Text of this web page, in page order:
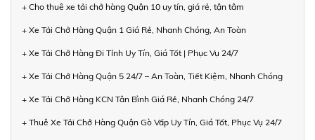
+ Cho thuê xe tải chở hàng Quận 10 uy tín, giá rẻ, tận tâm
+ Xe Tải Chở Hàng Quận 1 Giá Rẻ, Nhanh Chóng, An Toàn
+ Xe Tải Chở Hàng Đi Tỉnh Uy Tín, Giá Tốt | Phục Vụ 24/7
+ Xe Tải Chở Hàng Quận 5 24/7 – An Toàn, Tiết Kiệm, Nhanh Chóng
+ Xe Tải Chở Hàng KCN Tân Bình Giá Rẻ, Nhanh Chóng 24/7
+ Thuê Xe Tải Chở Hàng Quận Gò Vấp Uy Tín, Giá Tốt, Phục Vụ 24/7